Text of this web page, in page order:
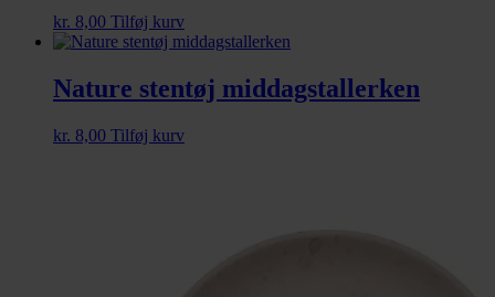
kr. 8,00 Tilføj kurv
Nature stentøj middagstallerken
kr. 8,00 Tilføj kurv